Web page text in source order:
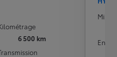
6 500 km
Mise